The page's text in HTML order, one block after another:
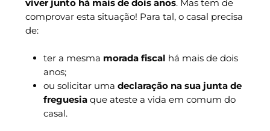
viver junto há mais de dois anos. Mas tem de
comprovar esta situação! Para tal, o casal precisa
de:
ter a mesma morada fiscal há mais de dois
anos;
ou solicitar uma declaração na sua junta de
freguesiaque ateste a vida em comum do
casal.